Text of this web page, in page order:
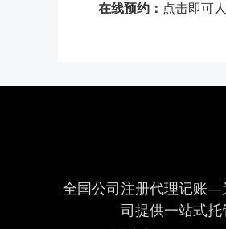
在线预约： 点击即可
全国公司注册代理记账—
司提供一站式托